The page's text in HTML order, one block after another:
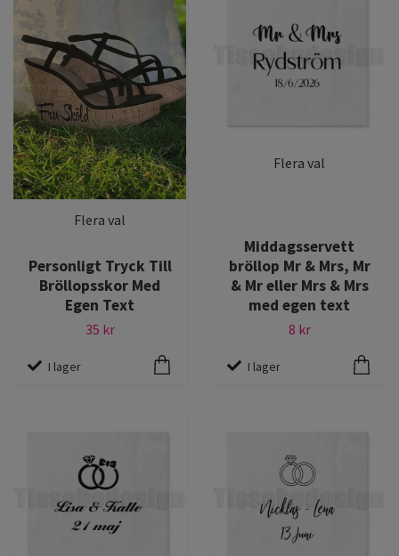
Flera val
Personligt Tryck Till
Bröllopsskor Med
Egen Text
35 kr
I lager
Flera val
Middagsservett
bröllop Mr & Mrs, Mr
& Mr eller Mrs & Mrs
med egen text
8 kr
I lager